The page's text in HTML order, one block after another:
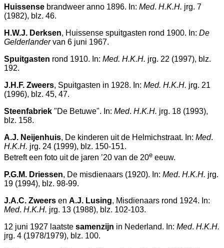
Huissense brandweer anno 1896. In: Med. H.K.H. jrg. 7
(1982), blz. 46.
H.W.J. Derksen, Huissense spuitgasten rond 1900. In: De
Gelder­landervan 6 juni 1967.
Spuitgasten rond 1910. In: Med. H.K.H. jrg. 22 (1997), blz.
192.
J.H.F. Zweers, Spuitgasten in 1928. In: Med. H.K.H. jrg. 21
(1996), blz. 45, 47.
Steenfabriek "De Betuwe". In: Med. H.K.H. jrg. 18 (1993),
blz. 158.
A.J. Neijenhuis, De kinderen uit de Helmichstraat. In: Med.
H.K.H. jrg. 24 (1999), blz. 150-151.
Betreft een foto uit de jaren ’20 van de 20e eeuw.
P.G.M. Driessen, De misdienaars (1920). In: Med. H.K.H. jrg.
19 (1994), blz. 98-99.
J.A.C. Zweers en A.J. Lusing, Misdienaars rond 1924. In:
Med. H.K.H. jrg. 13 (1988), blz. 102-103.
12 juni 1927 laatste samenzijn in Nederland. In: Med. H.K.H.
jrg. 4 (1978/1979), blz. 100.